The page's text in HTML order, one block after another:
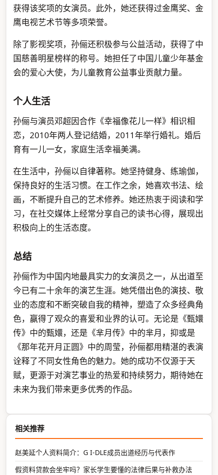
获得该奖项的女演员。此外，她还获得过金鹰奖、金
鹰电视艺术节等多项荣誉。
除了影视奖项，孙俪还积极参与公益活动，获得了中
国慈善明星榜样的称号。她担任了中国儿童少年基金
会的爱心大使，为儿童教育公益事业贡献力量。
个人生活
孙俪与演员邓超因合作《幸福像花儿一样》相识相
恋，2010年两人登记结婚，2011年举行婚礼。婚后
育有一儿一女，家庭生活幸福美满。
在生活中，孙俪以自律著称。她坚持健身、练瑜伽，
保持良好的生活习惯。在工作之余，她喜欢书法、绘
画，不断提升自己的艺术修养。她还热衷于阅读和学
习，在社交媒体上经常分享自己的读书心得，展现出
积极向上的生活态度。
总结
孙俪作为中国内地最具实力的女演员之一，从出道至
今已有二十余年的演艺生涯。她凭借出色的演技、敬
业的态度和不断突破自我的精神，塑造了众多经典角
色，赢得了观众的喜爱和业界的认可。无论是《甄嬛
传》中的甄嬛，还是《芈月传》中的芈月，抑或是
《那年花开月正圆》中的周莹，孙俪都用精湛的表演
诠释了不同女性角色的魅力。她的成功不仅源于天
赋，更源于对演艺事业的热爱和持续努力，期待她在
未来为我们带来更多优秀的作品。
相关推荐
赵美延个人资料简介：G I-DLE成员出道经历与代表作
假资料贷款会坐牢吗？家长学生要懂的法律后果与补救办法